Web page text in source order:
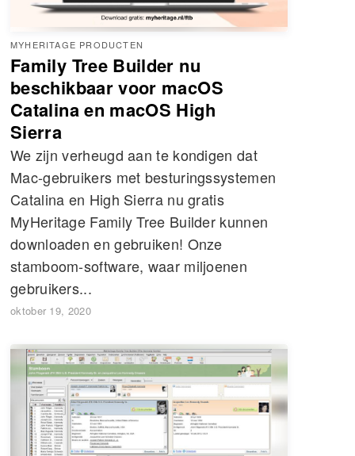
MYHERITAGE PRODUCTEN
Family Tree Builder nu
beschikbaar voor macOS
Catalina en macOS High
Sierra
We zijn verheugd aan te kondigen dat
Mac-gebruikers met besturingssystemen
Catalina en High Sierra nu gratis
MyHeritage Family Tree Builder kunnen
downloaden en gebruiken! Onze
stamboom-software, waar miljoenen
gebruikers...
oktober 19, 2020